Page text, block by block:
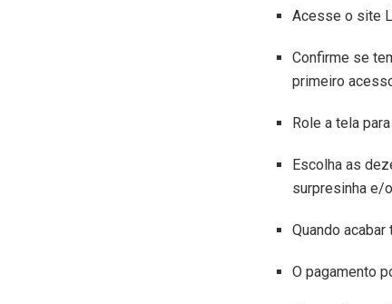
Acesse o site
Confirme se
primeiro
Role a tela
Escolha as
surpresinha e/
Quando acabar
O pagamento